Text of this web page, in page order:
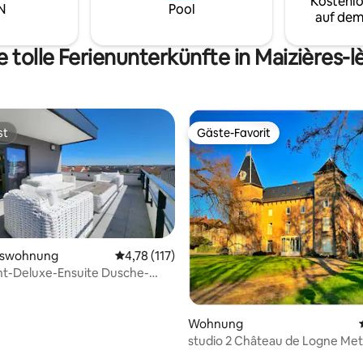
Pool
auf
tolle Ferienunterkünfte in Maizières-
4,95 von 5, 79 Bewertungen
Durchschnittliche Bewertung: 4,78 von 5,
4,78 (117)
Deluxe-Ensuite Dusche-
Gäste-Favorit
Gäste-Favorit
Wohnung
studio 2 Château de Logne